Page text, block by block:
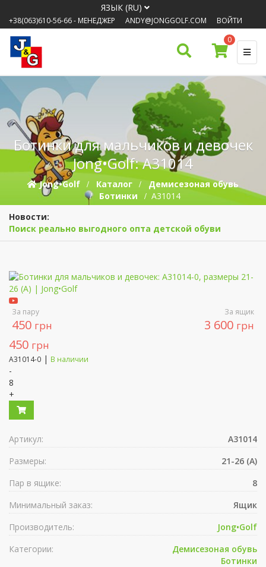
ЯЗЫК (RU)
+38(063)610-56-66- МЕНЕДЖЕР ANDY@JONGGOLF.COM
ВОЙТИ
0
Ботинки для мальчиков и девочек
Jong•Golf: A31014
Jong•Golf Каталог
Демисезоная обувь
Ботинки
A31014
Новости:
Поиск реально выгодного опта детской обуви
За пару За ящик
450 грн 3 600 грн
450 грн
A31014-0 | В наличии
-
8
+
Артикул:
A31014
Размеры:
21-26 (A)
Пар в ящике:
8
Минимальный заказ:
Ящик
Производитель:
Jong•Golf
Категории:
Демисезоная обувь
Ботинки